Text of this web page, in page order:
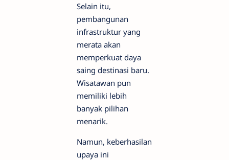
Selain itu,
pembangunan
infrastruktur yang
merata akan
memperkuat daya
saing destinasi baru.
Wisatawan pun
memiliki lebih
banyak pilihan
menarik.
Namun, keberhasilan
upaya ini